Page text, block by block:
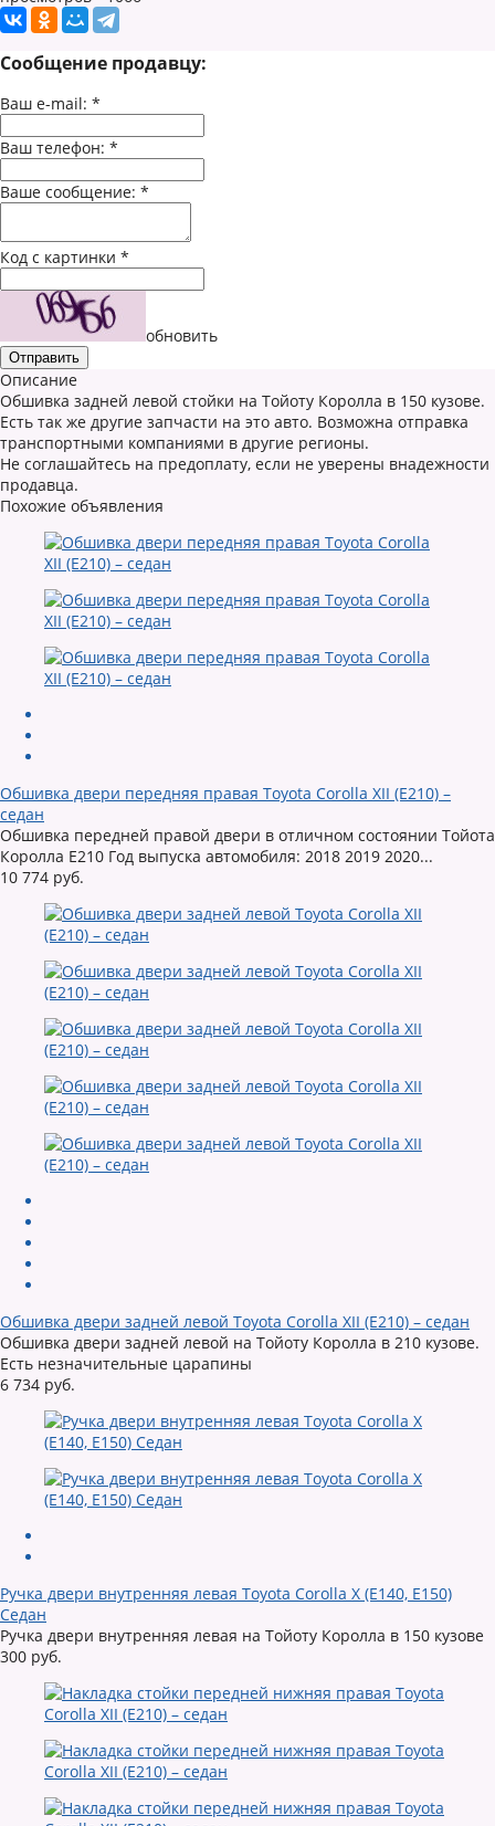
Сообщение продавцу:
Ваш e-mail: *
Ваш телефон: *
Ваше сообщение: *
Код с картинки *
обновить
Описание
Обшивка задней левой стойки на Тойоту Королла в 150 кузове.
Есть так же другие запчасти на это авто. Возможна отправка
транспортными компаниями в другие регионы.
Не соглашайтесь на предоплату, если не уверены внадежности
продавца.
Похожие объявления
Обшивка двери передняя правая Toyota Corolla XII (E210) –
седан
Обшивка передней правой двери в отличном состоянии Тойота
Королла Е210 Год выпуска автомобиля: 2018 2019 2020...
10 774 руб.
Обшивка двери задней левой Toyota Corolla XII (E210) – седан
Обшивка двери задней левой на Тойоту Королла в 210 кузове.
Есть незначительные царапины
6 734 руб.
Ручка двери внутренняя левая Toyota Corolla X (E140, E150)
Седан
Ручка двери внутренняя левая на Тойоту Королла в 150 кузове
300 руб.